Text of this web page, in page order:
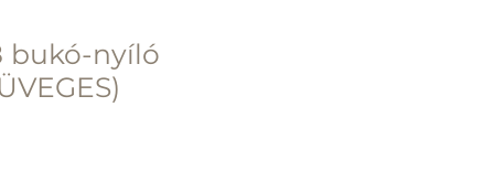
bukó-nyíló